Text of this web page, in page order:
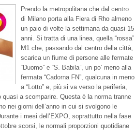
Prendo la metropolitana che dal centro
di Milano porta alla Fiera di Rho almeno
un paio di volte la settimana da quasi 15
anni. Si tratta di una linea, quella “rossa”
M1 che, passando dal centro della città,
scarica un fiume di persone alle fermate
“Duomo” e “S. Babila”, un po’ meno alla
fermata “Cadorna FN”, qualcuna in meno
a “Lotto” e, più si va verso la periferia,
a scomparire. Questa è la norma tranne
nei giorni dell’anno in cui si svolgono le
i mesi dell’EXPO, soprattutto nella fase
scorsi, le normali proporzioni quotidiane